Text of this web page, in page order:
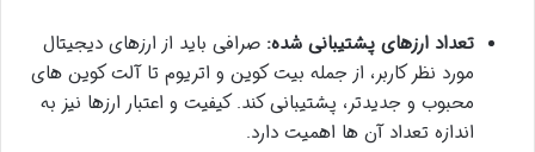
تعداد ارزهای پشتیبانی شده: صرافی باید از ارزهای دیجیتال
مورد نظر کاربر، از جمله بیت کوین و اتریوم تا آلت کوین های
محبوب و جدیدتر، پشتیبانی کند. کیفیت و اعتبار ارزها نیز به
اندازه تعداد آن ها اهمیت دارد.